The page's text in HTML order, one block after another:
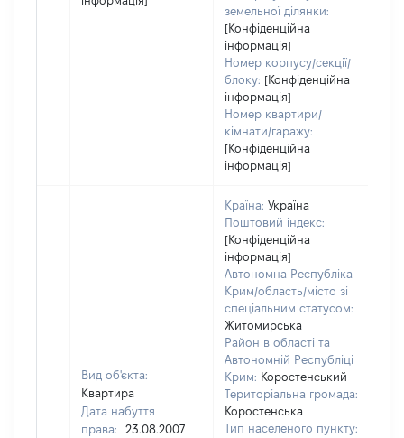
земельної ділянки:
[Конфіденційна
інформація]
Номер корпусу/секції/
блоку: [Конфіденційна
інформація]
Номер квартири/
кімнати/гаражу:
[Конфіденційна
інформація]
Вид об'єкта:
Квартира
Дата набуття
права:
23.08.2007
Країна: Україна
Поштовий індекс:
[Конфіденційна
інформація]
Автономна Республіка
Крим/область/місто зі
спеціальним статусом:
Житомирська
Район в області та
Автономній Республіці
Крим: Коростенський
Територіальна громада:
Коростенська
Тип населеного пункту: